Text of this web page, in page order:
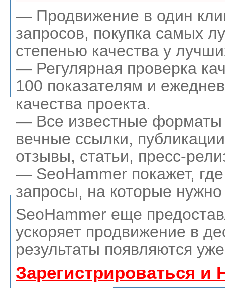
— Продвижение в один
запросов, покупка самых
степенью качества у
— Регулярная проверка
100 показателям и
качества проекта.
— Все известные форматы
вечные ссылки,
отзывы, статьи, пресс-
— SeoHammer покажет,
запросы, на которые
SeoHammer еще
ускоряет продвижение в
результаты появляются
Зарегистрироваться и